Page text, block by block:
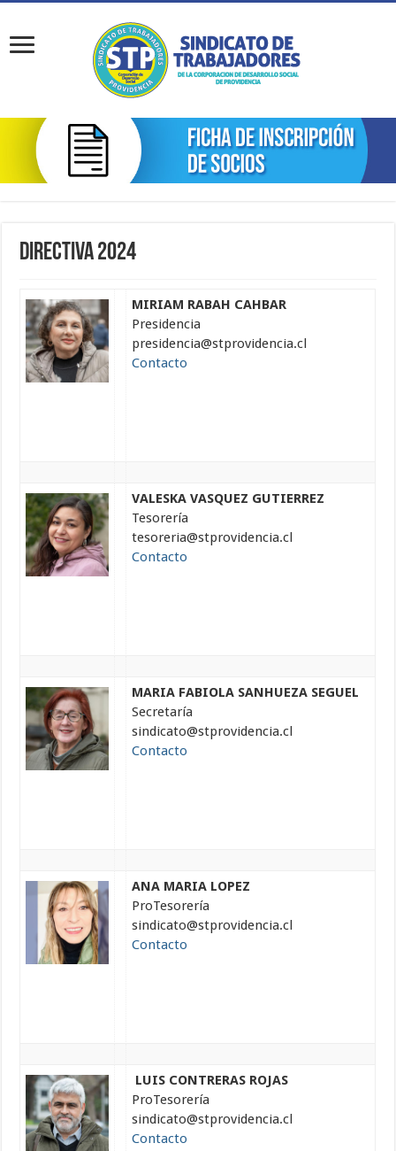
Directiva 2024
MIRIAM RABAH CAHBAR
Presidencia
presidencia@stprovidencia.cl
Contacto
VALESKA VASQUEZ GUTIERREZ
Tesorería
tesoreria@stprovidencia.cl
Contacto
MARIA FABIOLA SANHUEZA SEGUEL
Secretaría
sindicato@stprovidencia.cl
Contacto
ANA MARIA LOPEZ
ProTesorería
sindicato@stprovidencia.cl
Contacto
LUIS CONTRERAS ROJAS
ProTesorería
sindicato@stprovidencia.cl
Contacto